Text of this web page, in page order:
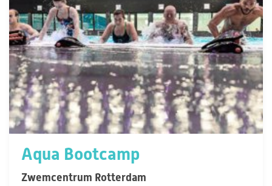
Aqua Bootcamp
Zwemcentrum Rotterdam